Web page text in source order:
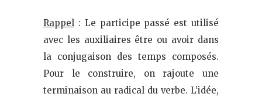
Rappel : Le participe passé est utilisé
avec les auxiliaires être ou avoir dans
la conjugaison des temps composés.
Pour le construire, on rajoute une
terminaison au radical du verbe. L’idée,